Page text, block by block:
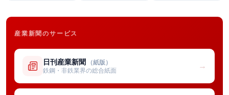
産業新聞のサービス
日刊産業新聞 （紙版）
鉄鋼・非鉄業界の総合紙面
→